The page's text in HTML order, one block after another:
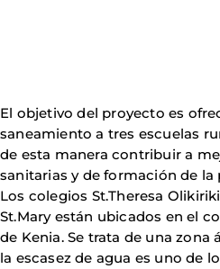
El objetivo del proyecto es
saneamiento a tres escuelas
de esta manera contribuir a
sanitarias y de formación de la
Los colegios St.Theresa
St.Mary están ubicados en el
de Kenia. Se trata de una zona
la escasez de agua es uno de